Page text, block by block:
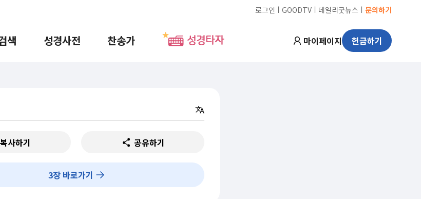
로그인 ㅣ GOODTV ㅣ 데일리굿뉴스 ㅣ 문의하기
색 성경사전 찬송가 성경타자 마이페이지 헌금하기
복사하기 공유하기
3장 바로가기